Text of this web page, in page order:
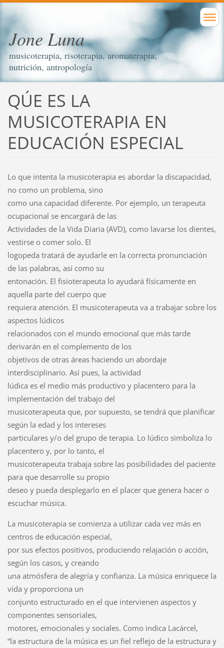
Jone Luna
musicoterapia, risoterapia, aromaterapia,
nutrición, antropología
QÚE ES LA
MUSICOTERAPIA EN
EDUCACIÓN ESPECIAL
Lo que intenta la musicoterapia es abordar la discapacidad,
no como un problema, sino
como una capacidad diferente. Por ejemplo, un terapeuta
ocupacional se encargará de las
Actividades de la Vida Diaria (AVD), como lavarse los dientes,
vestirse o comer solo. El
logopeda tratará de ayudarle en la correcta pronunciación
de las palabras, así como su
entonación. El fisioterapeuta lo ayudará físicamente en
aquella parte del cuerpo que
requiera atención. El musicoterapeuta va a trabajar sobre los
aspectos lúdicos
relacionados con el mundo emocional que más tarde
derivarán en el complemento de los
objetivos de otras áreas haciendo un abordaje
interdisciplinario. Así pues, la actividad
lúdica es el medio más productivo y placentero para la
implementación del trabajo del
musicoterapeuta que, por supuesto, se tendrá que planificar
según la edad y los intereses
particulares y/o del grupo de terapia. Lo lúdico simboliza lo
placentero y, por lo tanto, el
musicoterapeuta trabaja sobre las posibilidades del paciente
para que desarrolle su propio
deseo y pueda desplegarlo en el placer que genera hacer o
escuchar música.
La musicoterapia se comienza a utilizar cada vez más en
centros de educación especial,
por sus efectos positivos, produciendo relajación o acción,
según los casos, y creando
una atmósfera de alegría y confianza. La música enriquece la
vida y proporciona un
conjunto estructurado en el que intervienen aspectos y
componentes sensoriales,
motores, emocionales y sociales. Como indica Lacárcel,
“la estructura de la música es un fiel reflejo de la estructura y